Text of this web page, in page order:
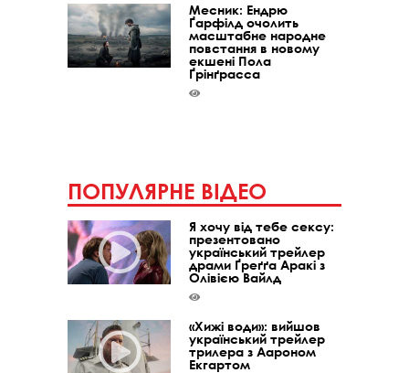
Месник: Ендрю
Ґарфілд очолить
масштабне народне
повстання в новому
екшені Пола
Ґрінґрасса
ПОПУЛЯРНЕ ВІДЕО
Я хочу від тебе сексу:
презентовано
український трейлер
драми Ґреґґа Аракі з
Олівією Вайлд
«Хижі води»: вийшов
український трейлер
трилера з Аароном
Екгартом